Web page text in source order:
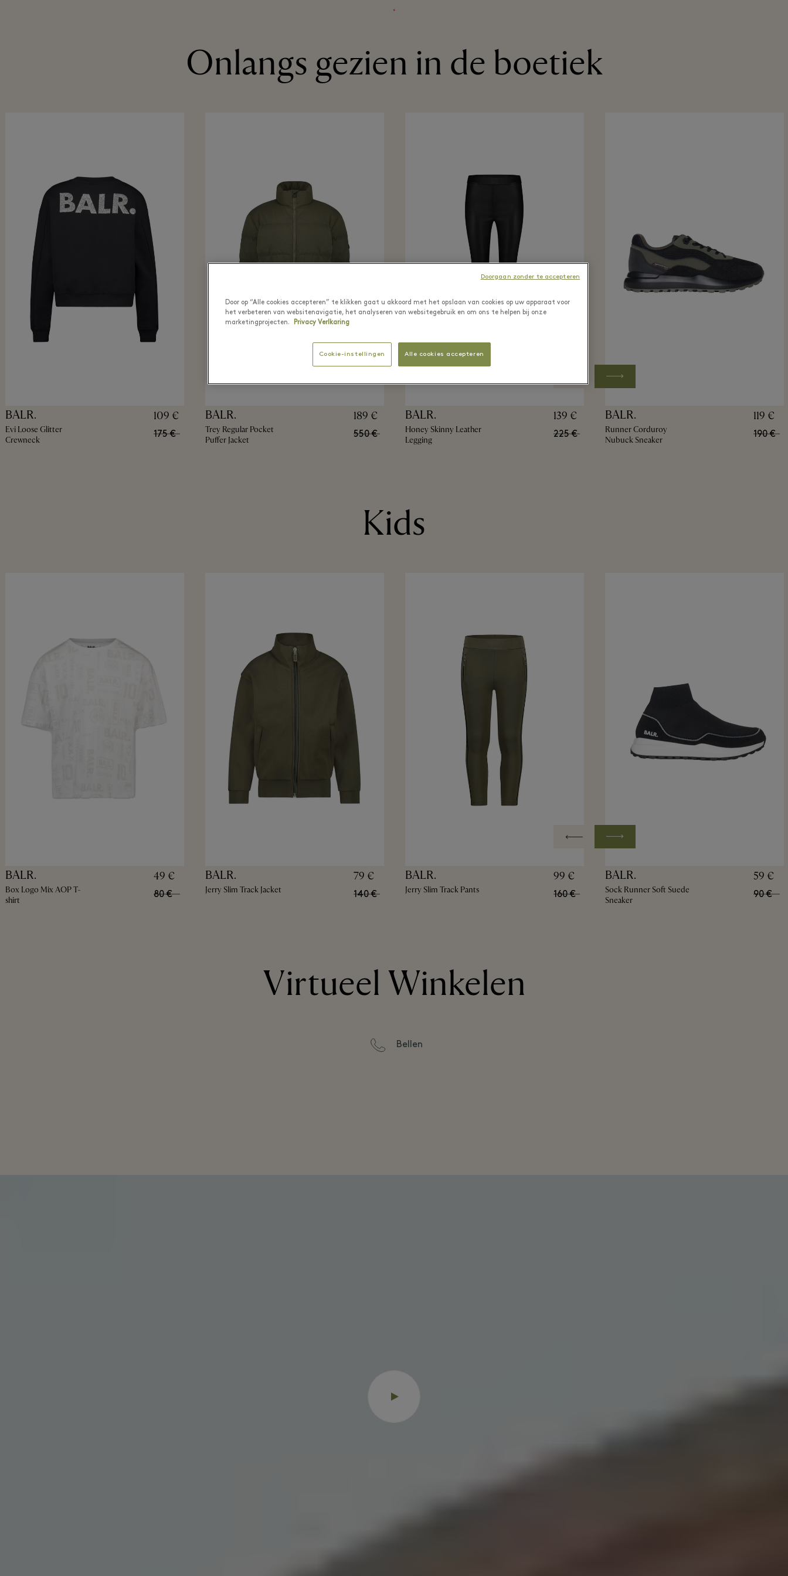
⬩
Onlangs gezien in de boetiek
BALR.
Evi Loose Glitter
Crewneck
109 €
175 €
BALR.
Trey Regular Pocket
Puffer Jacket
189 €
550 €
BALR.
Honey Skinny Leather
Legging
139 €
225 €
BALR.
Runner Corduroy
Nubuck Sneaker
119 €
190 €
Kids
BALR.
Box Logo Mix AOP T-
shirt
49 €
80 €
BALR.
Jerry Slim Track Jacket
79 €
140 €
BALR.
Jerry Slim Track Pants
99 €
160 €
BALR.
Sock Runner Soft Suede
Sneaker
59 €
90 €
Virtueel Winkelen
Bellen
Door op “Alle cookies accepteren” te klikken gaat u akkoord met het opslaan van cookies op uw apparaat voor
het verbeteren van websitenavigatie, het analyseren van websitegebruik en om ons te helpen bij onze
marketingprojecten.
Privacy Verlkaring
Cookie-instellingen Alle cookies accepteren
Doorgaan zonder te accepteren